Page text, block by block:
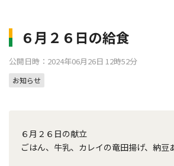
６月２６日の給食
公開日時：2024年06月26日 12時52分
お知らせ
６月２６日の献立
ごはん、牛乳、カレイの竜田揚げ、納豆